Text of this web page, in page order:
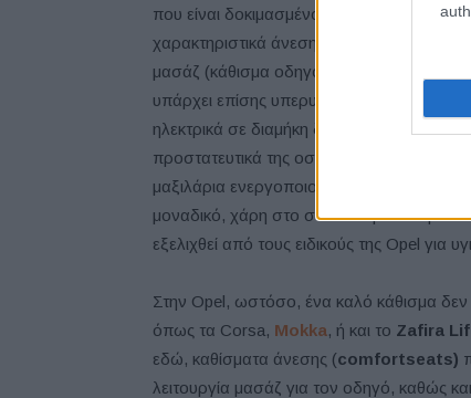
που είναι δοκιμασμένο από τον φορέα
χαρακτηριστικά άνεσης από το Insignia.
μασάζ (κάθισμα οδηγού) και
υπάρχει επίσης υπερυψωμένη πλάτη με
ηλεκτρικά σε διαμήκη διαδρομή, ύψος,
προστατευτικά της οσφυϊκής
μαξιλάρια ενεργοποιούνται επίσης
μοναδικό, χάρη στο συνδυασμό σπορ
εξελιχθεί από τους ειδικούς της Opel για
Στην Opel, ωστόσο, ένα καλό κάθισμα δεν
όπως τα Corsa, Mokka, ή και το Zafira
εδώ, καθίσματα άνεσης (comfortseats)
λειτουργία μασάζ για τον οδηγό, καθώς